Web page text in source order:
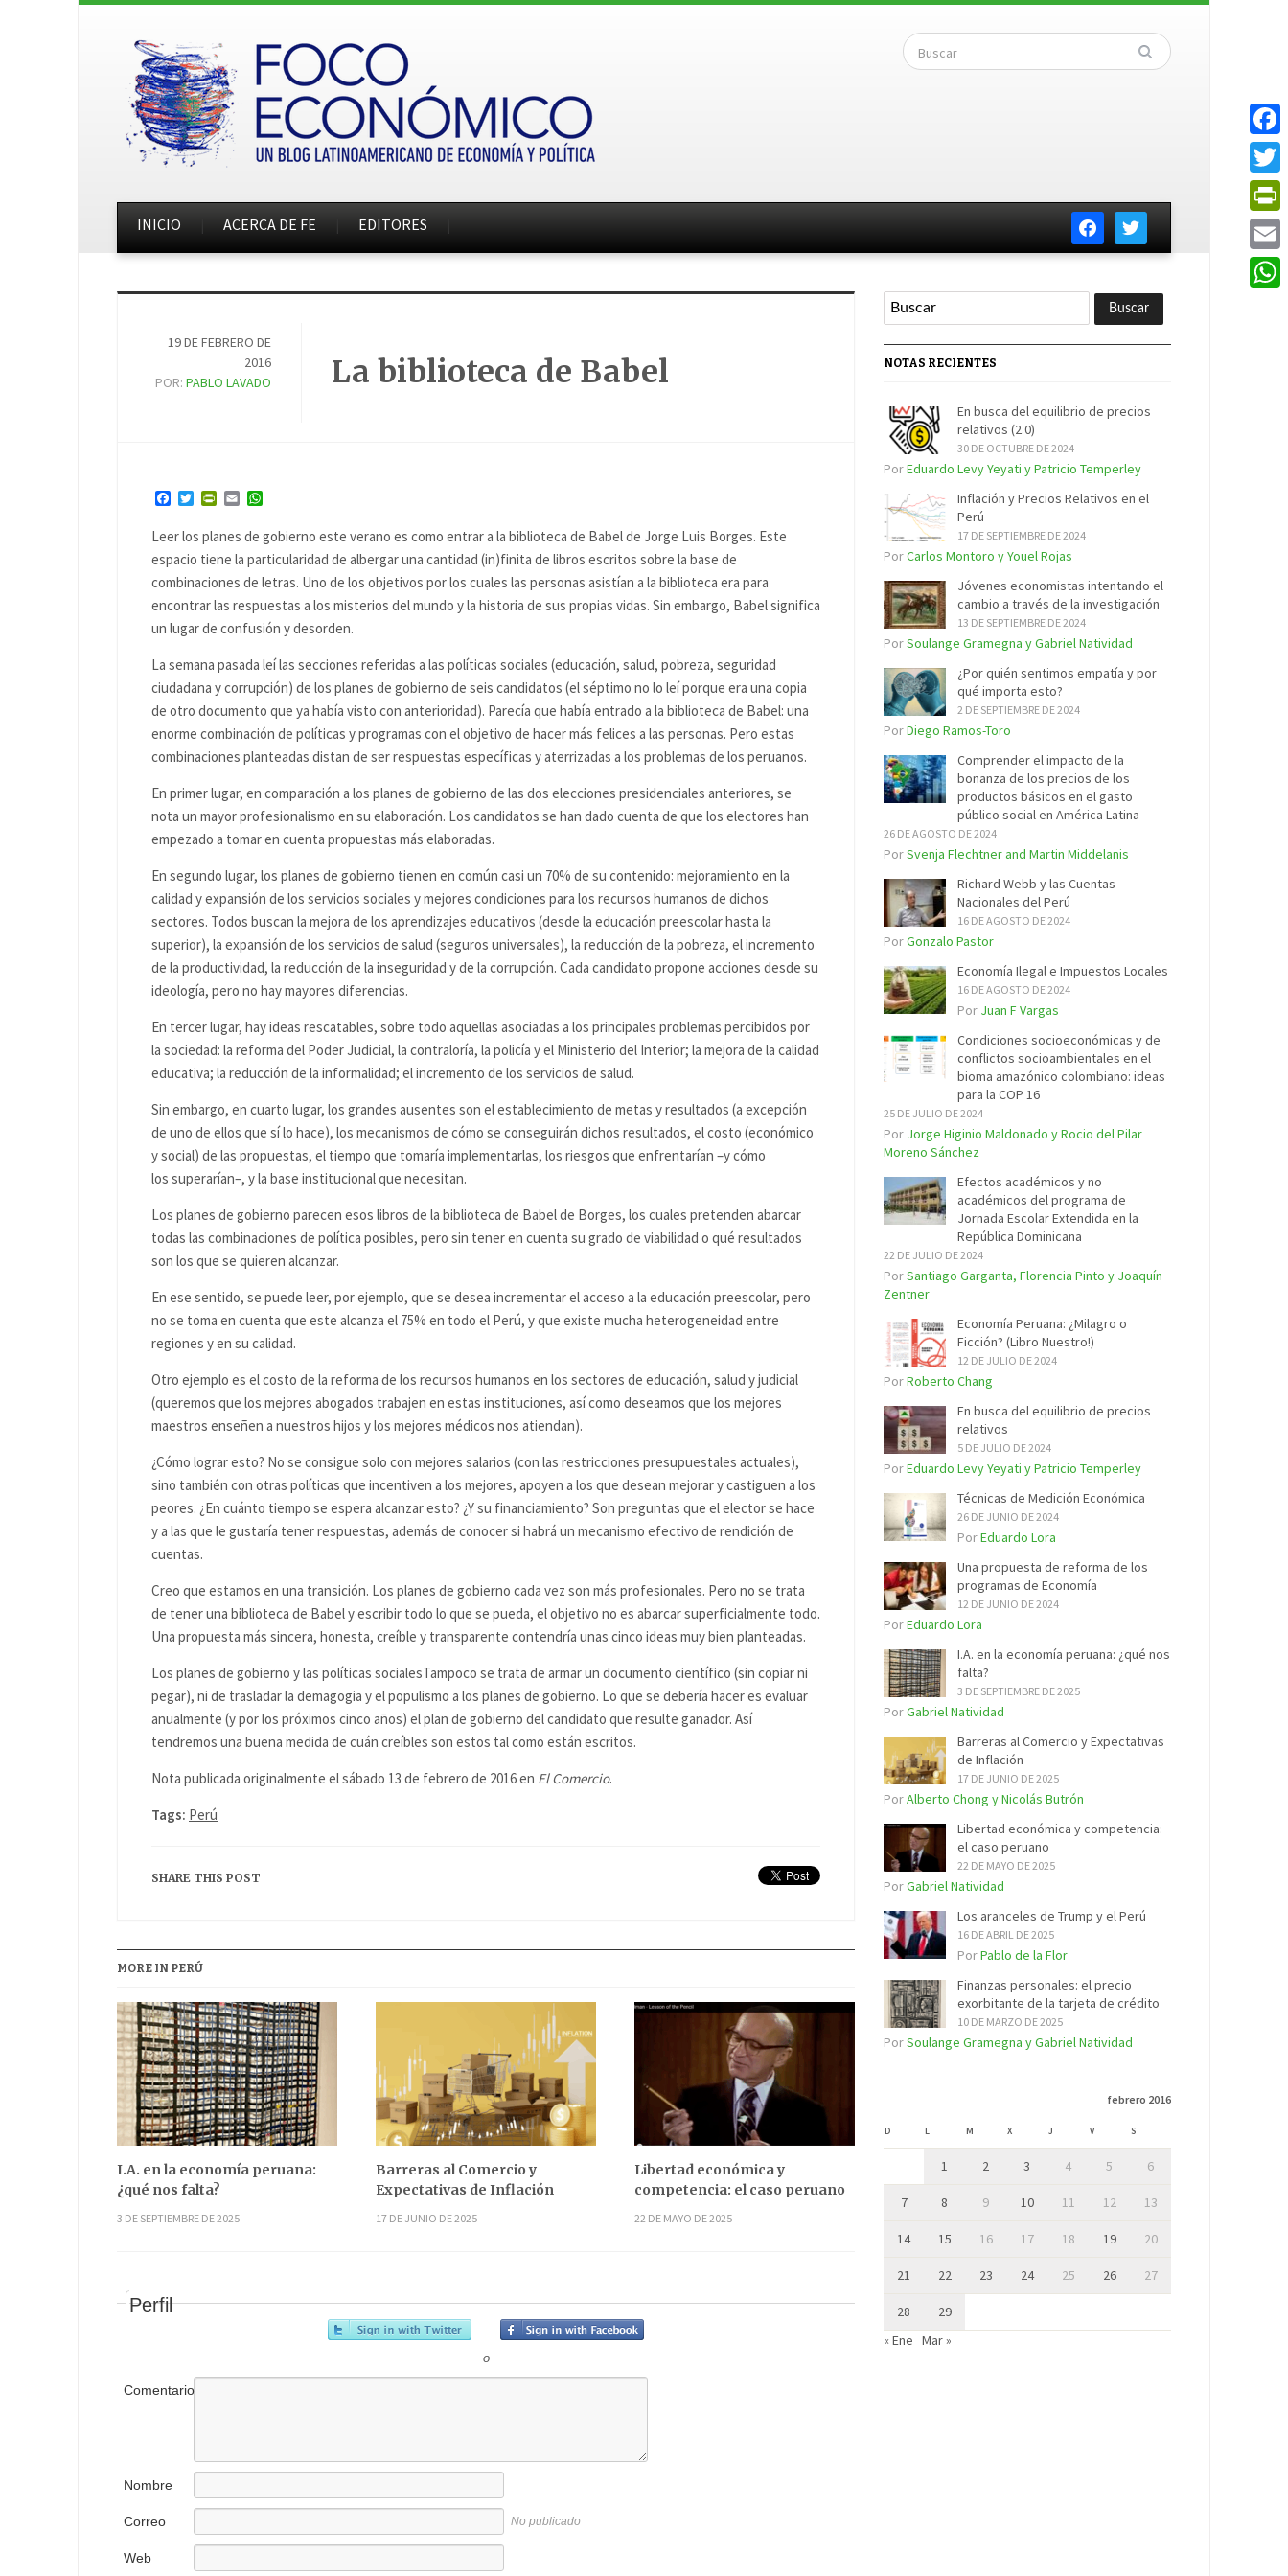
facebooktwitter
INICIO ACERCA DE FE EDITORES
19 DE FEBRERO DE
2016
POR:PABLO LAVADO La biblioteca de Babel
Facebook
TwitterPrintFriendly
Email
Leer los planes de gobierno este verano es como entrar a la biblioteca de Babel de Jorge Luis Borges. Este
espacio tiene la particularidad de albergar una cantidad (in)finita de libros escritos sobre la base de
combinaciones de letras. Uno de los objetivos por los cuales las personas asistían a la biblioteca era para
encontrar las respuestas a los misterios del mundo y la historia de sus propias vidas. Sin embargo, Babel significa
un lugar de confusión y desorden.
La semana pasada leí las secciones referidas a las políticas sociales (educación, salud, pobreza, seguridad
ciudadana y corrupción) de los planes de gobierno de seis candidatos (el séptimo no lo leí porque era una copia
de otro documento que ya había visto con anterioridad). Parecía que había entrado a la biblioteca de Babel: una
enorme combinación de políticas y programas con el objetivo de hacer más felices a las personas. Pero estas
combinaciones planteadas distan de ser respuestas específicas y aterrizadas a los problemas de los peruanos.
En primer lugar, en comparación a los planes de gobierno de las dos elecciones presidenciales anteriores, se
nota un mayor profesionalismo en su elaboración. Los candidatos se han dado cuenta de que los electores han
empezado a tomar en cuenta propuestas más elaboradas.
En segundo lugar, los planes de gobierno tienen en común casi un 70% de su contenido: mejoramiento en la
calidad y expansión de los servicios sociales y mejores condiciones para los recursos humanos de dichos
sectores. Todos buscan la mejora de los aprendizajes educativos (desde la educación preescolar hasta la
superior), la expansión de los servicios de salud (seguros universales), la reducción de la pobreza, el incremento
de la productividad, la reducción de la inseguridad y de la corrupción. Cada candidato propone acciones desde su
ideología, pero no hay mayores diferencias.
En tercer lugar, hay ideas rescatables, sobre todo aquellas asociadas a los principales problemas percibidos por
la sociedad: la reforma del Poder Judicial, la contraloría, la policía y el Ministerio del Interior; la mejora de la calidad
educativa; la reducción de la informalidad; el incremento de los servicios de salud.
Sin embargo, en cuarto lugar, los grandes ausentes son el establecimiento de metas y resultados (a excepción
de uno de ellos que sí lo hace), los mecanismos de cómo se conseguirán dichos resultados, el costo (económico
y social) de las propuestas, el tiempo que tomaría implementarlas, los riesgos que enfrentarían –y cómo
los superarían–, y la base institucional que necesitan.
Los planes de gobierno parecen esos libros de la biblioteca de Babel de Borges, los cuales pretenden abarcar
todas las combinaciones de política posibles, pero sin tener en cuenta su grado de viabilidad o qué resultados
son los que se quieren alcanzar.
En ese sentido, se puede leer, por ejemplo, que se desea incrementar el acceso a la educación preescolar, pero
no se toma en cuenta que este alcanza el 75% en todo el Perú, y que existe mucha heterogeneidad entre
regiones y en su calidad.
Otro ejemplo es el costo de la reforma de los recursos humanos en los sectores de educación, salud y judicial
(queremos que los mejores abogados trabajen en estas instituciones, así como deseamos que los mejores
maestros enseñen a nuestros hijos y los mejores médicos nos atiendan).
¿Cómo lograr esto? No se consigue solo con mejores salarios (con las restricciones presupuestales actuales),
sino también con otras políticas que incentiven a los mejores, apoyen a los que desean mejorar y castiguen a los
peores. ¿En cuánto tiempo se espera alcanzar esto? ¿Y su financiamiento? Son preguntas que el elector se hace
y a las que le gustaría tener respuestas, además de conocer si habrá un mecanismo efectivo de rendición de
cuentas.
Creo que estamos en una transición. Los planes de gobierno cada vez son más profesionales. Pero no se trata
de tener una biblioteca de Babel y escribir todo lo que se pueda, el objetivo no es abarcar superficialmente todo.
Una propuesta más sincera, honesta, creíble y transparente contendría unas cinco ideas muy bien planteadas.
Los planes de gobierno y las políticas socialesTampoco se trata de armar un documento científico (sin copiar ni
pegar), ni de trasladar la demagogia y el populismo a los planes de gobierno. Lo que se debería hacer es evaluar
anualmente (y por los próximos cinco años) el plan de gobierno del candidato que resulte ganador. Así
tendremos una buena medida de cuán creíbles son estos tal como están escritos.
Nota publicada originalmente el sábado 13 de febrero de 2016 en El Comercio.
Tags: Perú
SHARE THIS POST
MORE IN PERÚ
I.A. en la economía peruana:
¿qué nos falta?
3 DE SEPTIEMBRE DE 2025
Barreras al Comercio y
Expectativas de Inflación
17 DE JUNIO DE 2025
Libertad económica y
competencia: el caso peruano
22 DE MAYO DE 2025
Perfil
o
Comentario
Nombre
Correo
No publicado
Web
NOTAS RECIENTES
En busca del equilibrio de precios
relativos (2.0)
30 DE OCTUBRE DE 2024
PorEduardo Levy Yeyati y Patricio Temperley
Inflación y Precios Relativos en el
Perú
17 DE SEPTIEMBRE DE 2024
PorCarlos Montoro y Youel Rojas
Jóvenes economistas intentando el
cambio a través de la investigación
13 DE SEPTIEMBRE DE 2024
PorSoulange Gramegna y Gabriel Natividad
¿Por quién sentimos empatía y por
qué importa esto?
2 DE SEPTIEMBRE DE 2024
PorDiego Ramos-Toro
Comprender el impacto de la
bonanza de los precios de los
productos básicos en el gasto
público social en América Latina
26 DE AGOSTO DE 2024
PorSvenja Flechtner and Martin Middelanis
Richard Webb y las Cuentas
Nacionales del Perú
16 DE AGOSTO DE 2024
PorGonzalo Pastor
Economía Ilegal e Impuestos Locales
16 DE AGOSTO DE 2024
Por Juan F Vargas
Condiciones socioeconómicas y de
conflictos socioambientales en el
bioma amazónico colombiano: ideas
para la COP 16
25 DE JULIO DE 2024
Por Jorge Higinio Maldonado y Rocio del Pilar
Moreno Sánchez
Efectos académicos y no
académicos del programa de
Jornada Escolar Extendida en la
República Dominicana
22 DE JULIO DE 2024
PorSantiago Garganta, Florencia Pinto y Joaquín
Zentner
Economía Peruana: ¿Milagro o
Ficción? (Libro Nuestro!)
12 DE JULIO DE 2024
PorRoberto Chang
En busca del equilibrio de precios
relativos
5 DE JULIO DE 2024
PorEduardo Levy Yeyati y Patricio Temperley
Técnicas de Medición Económica
26 DE JUNIO DE 2024
PorEduardo Lora
Una propuesta de reforma de los
programas de Economía
12 DE JUNIO DE 2024
PorEduardo Lora
I.A. en la economía peruana: ¿qué nos
falta?
3 DE SEPTIEMBRE DE 2025
PorGabriel Natividad
Barreras al Comercio y Expectativas
de Inflación
17 DE JUNIO DE 2025
PorAlberto Chong y Nicolás Butrón
Libertad económica y competencia:
el caso peruano
22 DE MAYO DE 2025
PorGabriel Natividad
Los aranceles de Trump y el Perú
16 DE ABRIL DE 2025
PorPablo de la Flor
Finanzas personales: el precio
exorbitante de la tarjeta de crédito
10 DE MARZO DE 2025
PorSoulange Gramegna y Gabriel Natividad
febrero 2016
D L M X J V S
1 2 3 4 5 6
7 8 9 10 11 12 13
14 15 16 17 18 19 20
21 22 23 24 25 26 27
28
29
« Ene Mar »
Email